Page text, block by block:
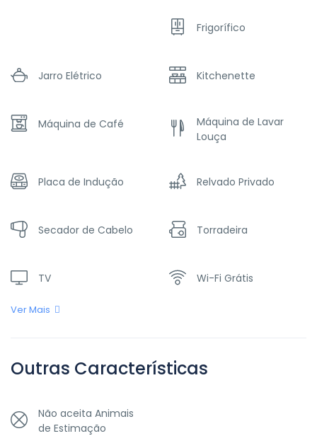
Frigorífico
Jarro Elétrico Kitchenette
Máquina de Café
Máquina de Lavar
Louça
Placa de Indução Relvado Privado
Secador de Cabelo Torradeira
TV Wi-Fi Grátis
Ver Mais
Outras Características
Não aceita Animais
de Estimação